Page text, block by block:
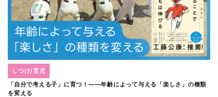
「自分で考える子」に育つ！――年齢によって与える「楽しさ」の種類
を変える
しつけ/育児